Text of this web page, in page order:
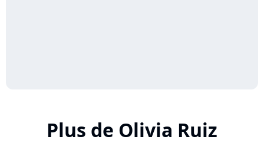
Plus de Olivia Ruiz